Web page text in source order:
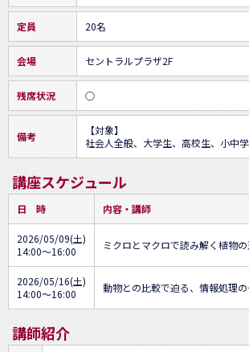
定員 20名
会場 セントラルプラザ2F
残席状況 ○
備考
【対象】
社会人全般、大学生、高校生、小中
講座スケジュール
日 時 内容・講師
2026/05/09(土)
14:00～16:00
ミクロとマクロで読み解く植物
2026/05/16(土)
14:00～16:00
動物との比較で迫る、情報処理
講師紹介